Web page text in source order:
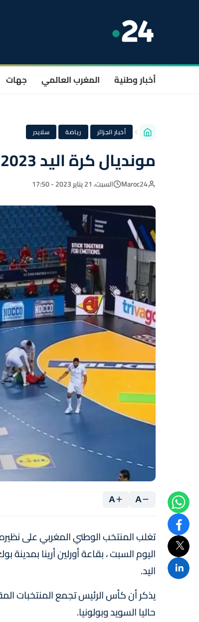
أخبار وطنية المغرب العالمي جهات
أخبار الجزائر · رياضة · سلايدر
مونديال كرة اليد 2023 : المغرب يتغلب على الجزائر 28-27
Maroc24 السبت، 21 يناير 2023 - 17:50
A
A
اليوم السبت ، بقاعة أورلين أرينا
اليد.
يذكر أن كأس الرئيس تجمع المنتخبات
حاليا السويد وبولونيا.